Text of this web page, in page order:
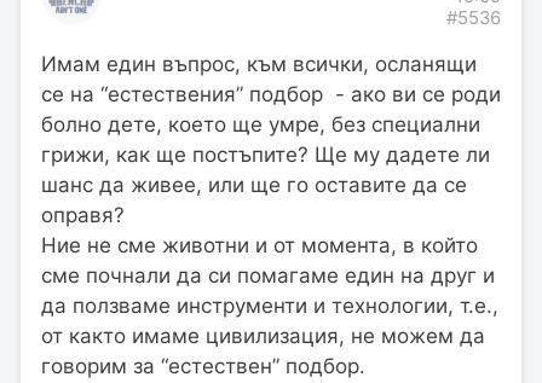
#5536
Имам един въпрос, към всички, осланящи
се на “естествения” подбор - ако ви се роди
болно дете, което ще умре, без специални
грижи, как ще постъпите? Ще му дадете ли
шанс да живее, или ще го оставите да се
оправя?
Ние не сме животни и от момента, в който
сме почнали да си помагаме един на друг и
да ползваме инструменти и технологии, т.е.,
от както имаме цивилизация, не можем да
говорим за “естествен” подбор.